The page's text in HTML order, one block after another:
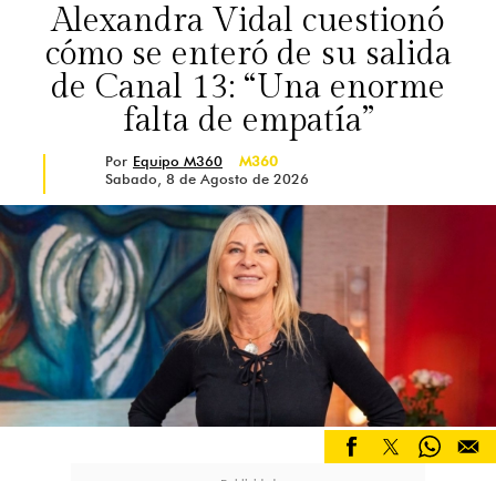
Alexandra Vidal cuestionó
cómo se enteró de su salida
de Canal 13: “Una enorme
falta de empatía”
Por Equipo M360
M360
Sabado, 8 de Agosto de 2026